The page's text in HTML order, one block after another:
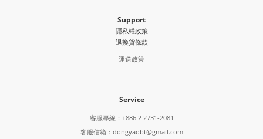
Support
隱私權政策
退換貨條款
運送政策
Service
客服專線：+886 2 2731-2081
客服信箱：dongyaobt@gmail.com